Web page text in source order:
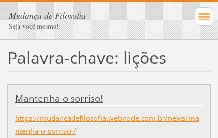
Mudança de Filosofia
Seja você mesmo!
Palavra-chave: lições
Mantenha o sorriso!
https://mudancadefilosofia.webnode.com.br/news/ma
ntenha-o-sorriso-/